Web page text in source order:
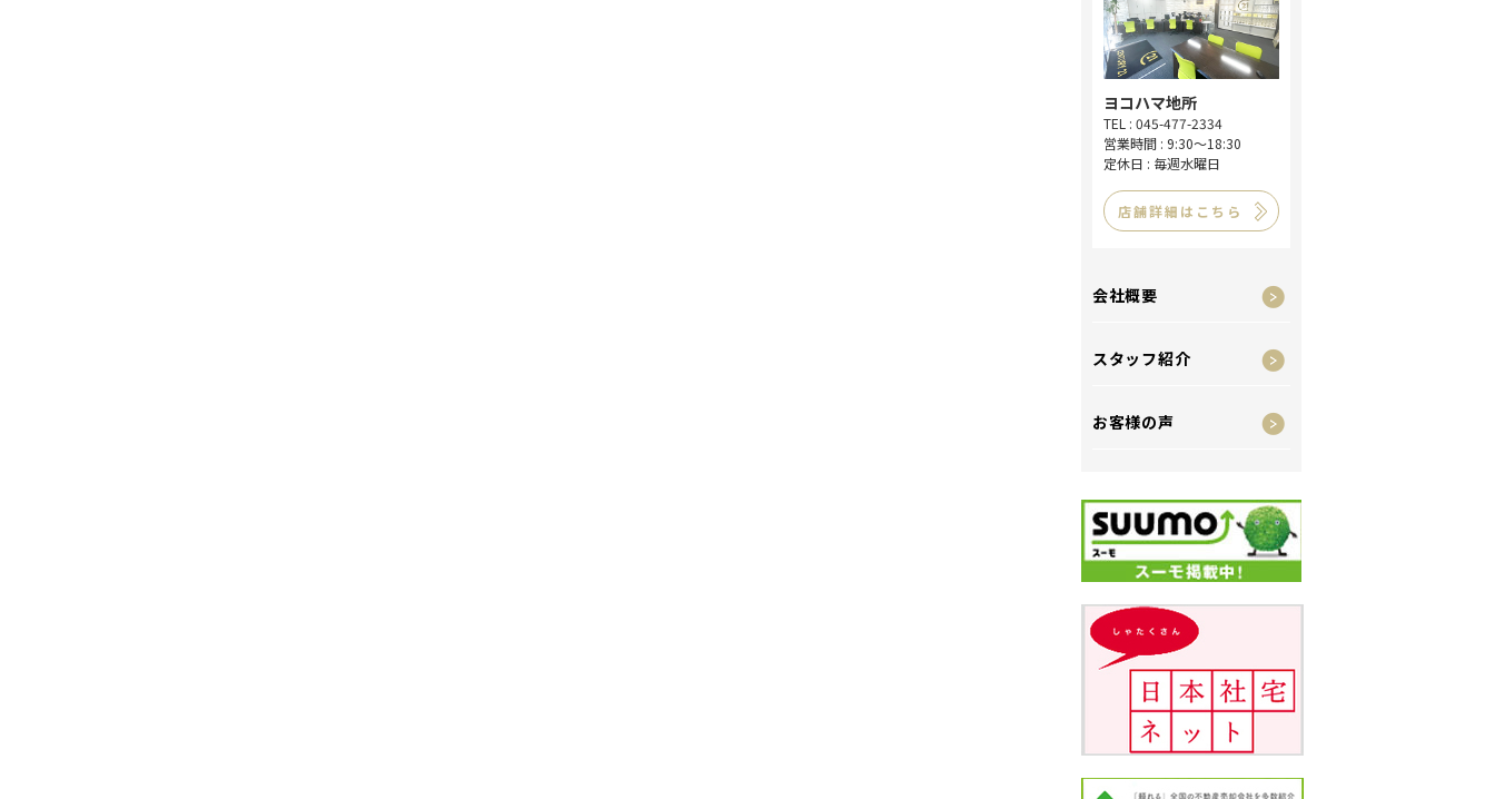
ヨコハマ地所
TEL : 045-477-2334
営業時間 : 9:30～18:30
定休日 : 毎週水曜日
店舗詳細はこちら
会社概要
スタッフ紹介
お客様の声